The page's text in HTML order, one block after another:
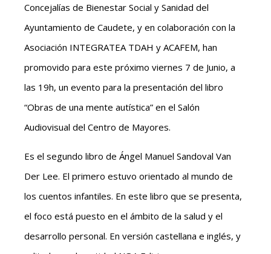
Concejalías de Bienestar Social y Sanidad del
Ayuntamiento de Caudete, y en colaboración con la
Asociación INTEGRATEA TDAH y ACAFEM, han
promovido para este próximo viernes 7 de Junio, a
las 19h, un evento para la presentación del libro
“Obras de una mente autística” en el Salón
Audiovisual del Centro de Mayores.
Es el segundo libro de Ángel Manuel Sandoval Van
Der Lee. El primero estuvo orientado al mundo de
los cuentos infantiles. En este libro que se presenta,
el foco está puesto en el ámbito de la salud y el
desarrollo personal. En versión castellana e inglés, y